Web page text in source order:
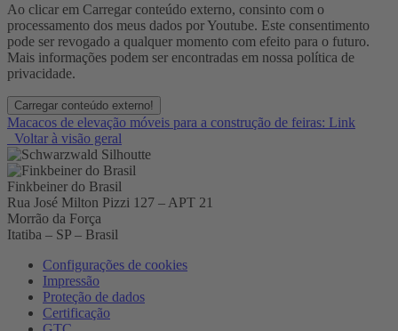
Ao clicar em Carregar conteúdo externo, consinto com o
processamento dos meus dados por Youtube. Este consentimento
pode ser revogado a qualquer momento com efeito para o futuro.
Mais informações podem ser encontradas em nossa política de
privacidade.
Carregar conteúdo externo!
Macacos de elevação móveis para a construção de feiras: Link
Voltar à visão geral
Finkbeiner do Brasil
Rua José Milton Pizzi 127 – APT 21
Morrão da Força
Itatiba – SP – Brasil
Configurações de cookies
Impressão
Proteção de dados
Certificação